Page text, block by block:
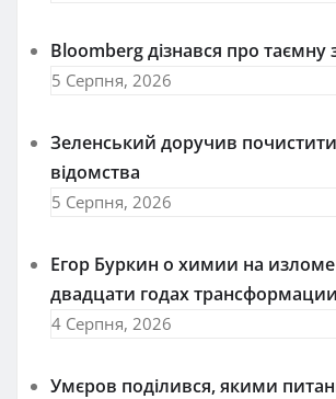
Bloomberg дізнався про таємну
5 Серпня, 2026
Зеленський доручив
відомства
5 Серпня, 2026
Егор Буркин о химии на
двадцати годах
4 Серпня, 2026
Умєров поділився, якими